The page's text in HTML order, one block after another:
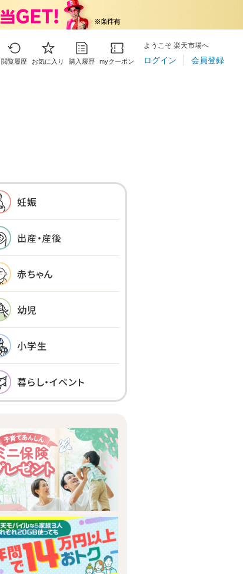
閲覧履歴 お気に入り 購入履歴 myクーポン
ようこそ 楽天市場へ
ログイン 会員登録
妊娠
出産・産後
赤ちゃん
幼児
小学生
暮らし・イベント